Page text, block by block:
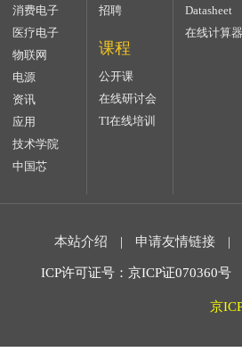
消费电子
医疗电子
物联网
电源
资讯
应用
技术学院
中国芯
招聘
课程
公开课
在线研讨会
TI在线培训
Datasheet
在线计算器
本站介绍 | 申请友情链接 |
ICP许可证号：京ICP证070360
京